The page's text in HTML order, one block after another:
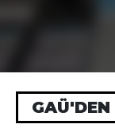
GAÜ'DEN